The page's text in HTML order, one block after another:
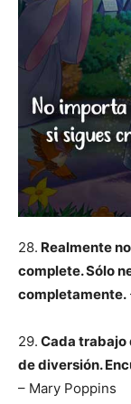
28. Realmente
complete. Sólo
completamente.
29. Cada trabajo
de diversión.
– Mary Poppins